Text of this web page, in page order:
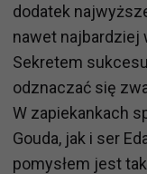
dodatek
nawet najbardziej
Sekretem
odznaczać się
W zapiekankach
Gouda, jak i ser
pomysłem jest